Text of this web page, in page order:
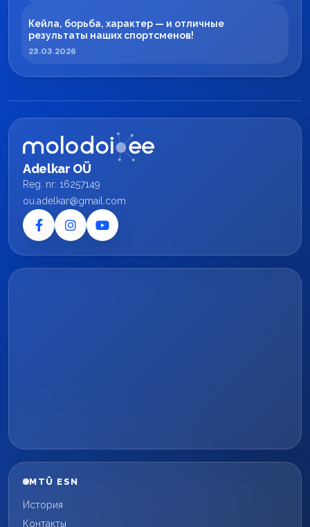
Кейла, борьба, характер — и отличные
результаты наших спортсменов!
23.03.2026
Adelkar OÜ
Reg. nr: 16257149
ou.adelkar@gmail.com
MTÜ ESN
История
Контакты